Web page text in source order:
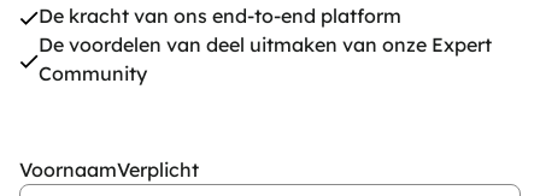
De kracht van ons end-to-end platform
De voordelen van deel uitmaken van onze Expert
Community
VoornaamVerplicht